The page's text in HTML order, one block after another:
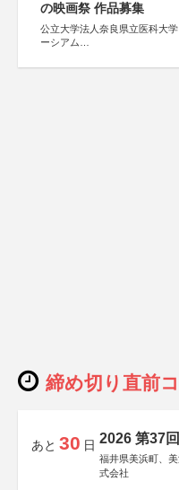
の映画祭 作品募集
公立大学法人奈良県立医科大
ーシアム
協力：読売新聞社
締め切り直前
あと 30 日 2026 第37
福井県美浜町、
式会社